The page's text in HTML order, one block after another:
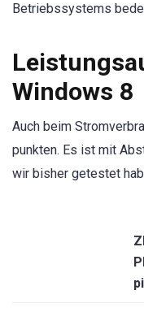
Betriebssystems
Windows 8
Auch beim
punkten. Es ist mit
wir bisher getestet